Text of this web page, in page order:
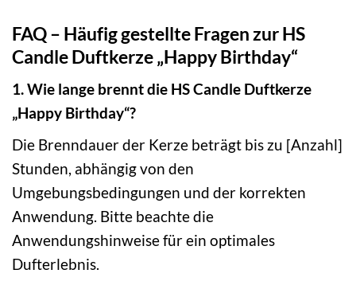
FAQ – Häufig gestellte Fragen zur HS
Candle Duftkerze „Happy Birthday“
1. Wie lange brennt die HS Candle Duftkerze
„Happy Birthday“?
Die Brenndauer der Kerze beträgt bis zu [Anzahl]
Stunden, abhängig von den
Umgebungsbedingungen und der korrekten
Anwendung. Bitte beachte die
Anwendungshinweise für ein optimales
Dufterlebnis.